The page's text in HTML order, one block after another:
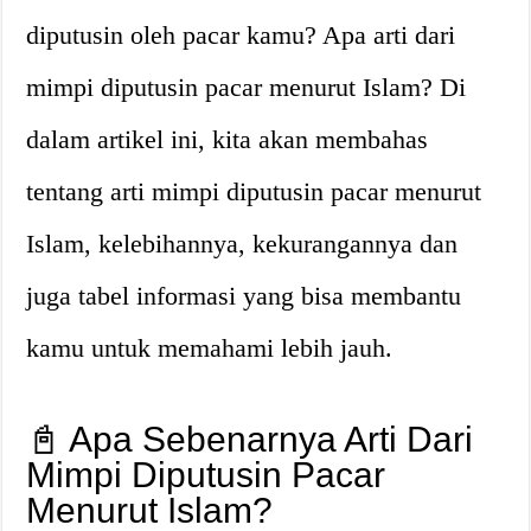
diputusin oleh pacar kamu? Apa arti dari
mimpi diputusin pacar menurut Islam? Di
dalam artikel ini, kita akan membahas
tentang arti mimpi diputusin pacar menurut
Islam, kelebihannya, kekurangannya dan
juga tabel informasi yang bisa membantu
kamu untuk memahami lebih jauh.
📓 Apa Sebenarnya Arti Dari
Mimpi Diputusin Pacar
Menurut Islam?